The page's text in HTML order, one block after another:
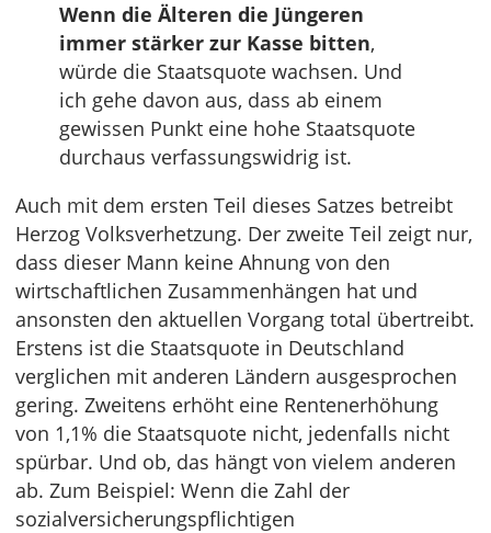
Wenn die Älteren die Jüngeren
immer stärker zur Kasse bitten,
würde die Staatsquote wachsen. Und
ich gehe davon aus, dass ab einem
gewissen Punkt eine hohe Staatsquote
durchaus verfassungswidrig ist.
Auch mit dem ersten Teil dieses Satzes betreibt
Herzog Volksverhetzung. Der zweite Teil zeigt nur,
dass dieser Mann keine Ahnung von den
wirtschaftlichen Zusammenhängen hat und
ansonsten den aktuellen Vorgang total übertreibt.
Erstens ist die Staatsquote in Deutschland
verglichen mit anderen Ländern ausgesprochen
gering. Zweitens erhöht eine Rentenerhöhung
von 1,1% die Staatsquote nicht, jedenfalls nicht
spürbar. Und ob, das hängt von vielem anderen
ab. Zum Beispiel: Wenn die Zahl der
sozialversicherungspflichtigen